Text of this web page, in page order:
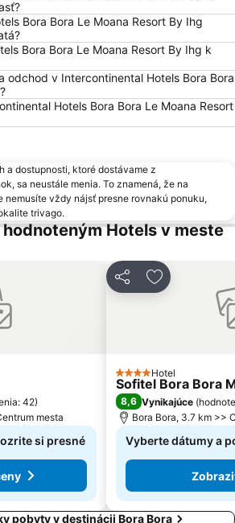
Bora Bora Le Moana Resort By Ihg
Bora Bora Le Moana Resort By Ihg k
odchod v Intercontinental Hotels Bora Bora
Hotels Bora Bora Le Moana Resort
a dostupnosti, ktoré dostávame z
sa neustále menia. To znamená, že na
nemusíte vždy nájsť presne rovnakú ponuku,
trivago.
Hotels v meste
42)
mesta
si presné
ZdieľaťPridať do
4 Počet hviezdičiek
Hotel
Sofitel Bora Bora
8,6 Vynikajúce (
Bora Bora, 3.7 km >>
Vyberte dátumy a
pobyty v destinácii Bora Bora